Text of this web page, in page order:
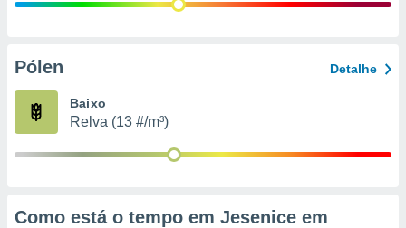
e
Pólen Detalhe
Baixo
Relva (13 #/m³)
Como está o tempo em Jesenice em